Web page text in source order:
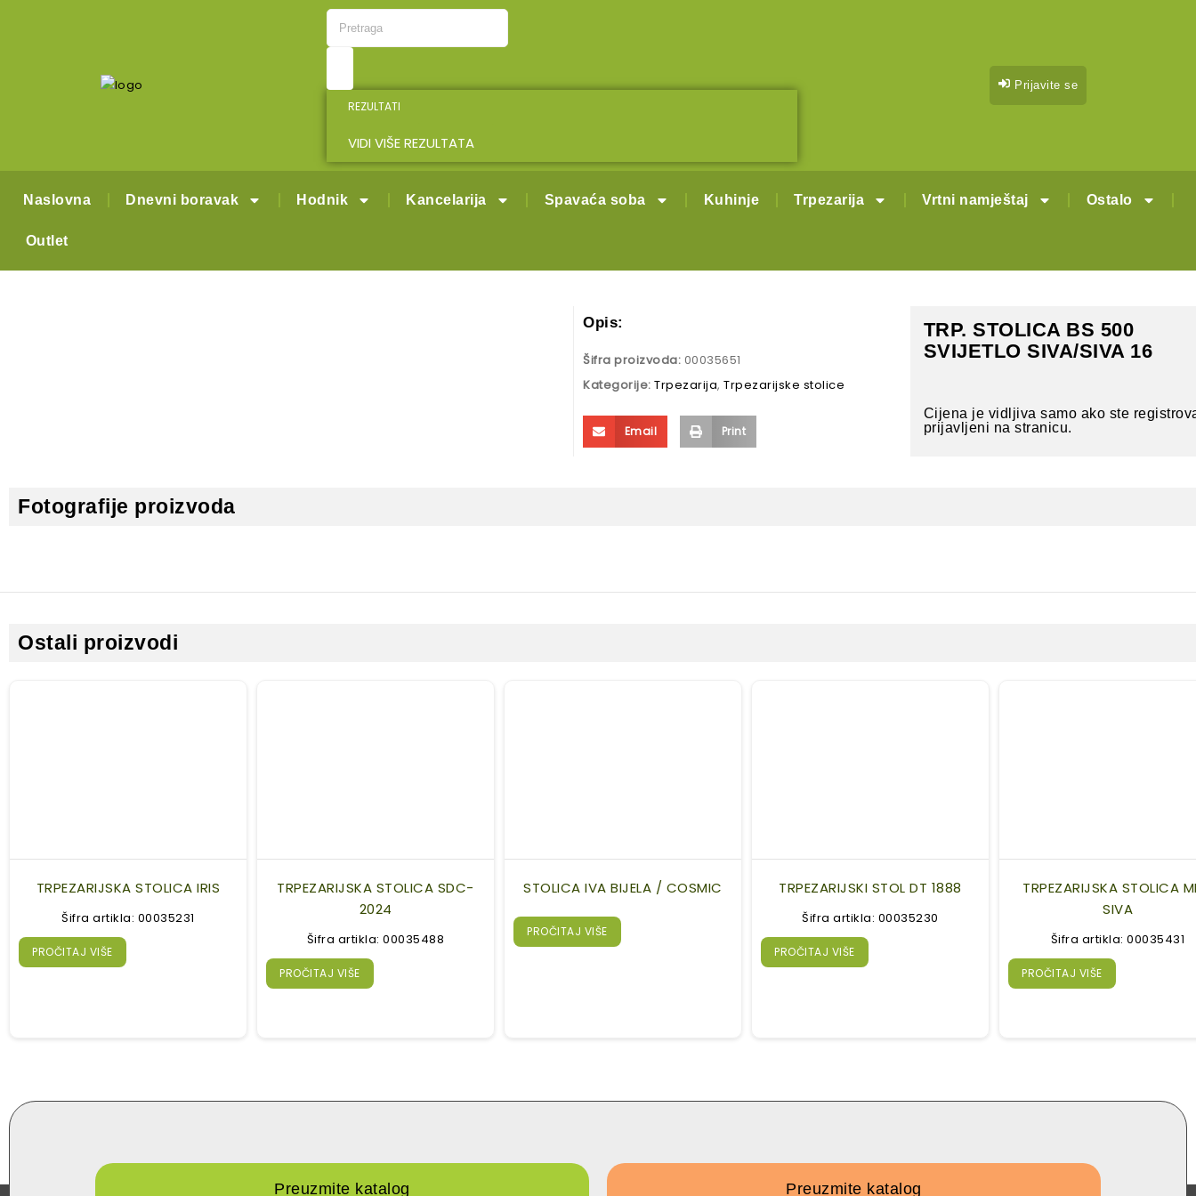
REZULTATI
VIDI VIŠE REZULTATA
Prijavite se
Naslovna Dnevni boravak Hodnik Kancelarija Spavaća soba Kuhinje Trpezarija Vrtni namještaj Ostalo
Outlet
Opis:
Šifra proizvoda: 00035651
Kategorije: Trpezarija, Trpezarijske stolice
Email Print
TRP. STOLICA BS 500
SVIJETLO SIVA/SIVA 16
Cijena je vidljiva samo ako ste
prijavljeni na stranicu.
Fotografije proizvoda
Ostali proizvodi
TRPEZARIJSKA STOLICA IRIS
Šifra artikla: 00035231
PROČITAJ VIŠE
TRPEZARIJSKA STOLICA SDC-
2024
Šifra artikla: 00035488
PROČITAJ VIŠE
STOLICA IVA BIJELA / COSMIC
PROČITAJ VIŠE
TRPEZARIJSKI STOL DT 1888
Šifra artikla: 00035230
PROČITAJ VIŠE
TRPEZARIJSKA STOLICA
SIVA
Šifra artikla: 00035431
PROČITAJ VIŠE
Preuzmite katalog Preuzmite katalog